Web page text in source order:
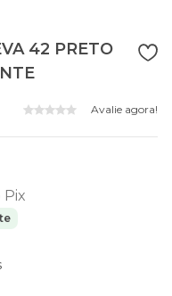
42 PRETO
Avalie agora!
Pix